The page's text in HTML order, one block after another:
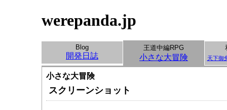
werepanda.jp
Blog
開発日誌
王道中編RPG
小さな大冒険 天下御
小さな大冒険
スクリーンショット